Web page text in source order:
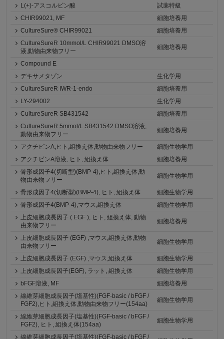
L(+)-アスコルビン酸
試薬特級
CHIR99021, MF
細胞培養用
CultureSure® CHIR99021
細胞培養用
CultureSureR 10mmol/L CHIR99021 DMSO溶
液,動物由来物フリー
細胞培養用
Compound E
デキサメタゾン
生化学用
CultureSureR IWR-1-endo
細胞培養用
LY-294002
生化学用
CultureSureR SB431542
細胞培養用
CultureSureR 5mmol/L SB431542 DMSO溶液,
動物由来物フリー
細胞培養用
アクチビンA,ヒト,組換え体,動物由来物フリー
細胞生物学用
アクチビンA溶液, ヒト, 組換え体
細胞培養用
骨形成因子4(切断型)(BMP-4),ヒト,組換え体,動
物由来物フリー
細胞生物学用
骨形成因子4(切断型)(BMP-4), ヒト, 組換え体
細胞生物学用
骨形成因子4(BMP-4),マウス,組換え体
細胞生物学用
上皮細胞成長因子 ( EGF ), ヒト, 組換え体, 動物
由来物フリー
細胞培養用
上皮細胞成長因子 (EGF) ,マウス,組換え体,動物
由来物フリー
細胞生物学用
上皮細胞成長因子 (EGF) ,マウス,組換え体
細胞生物学用
上皮細胞成長因子(EGF), ラット, 組換え体
細胞生物学用
bFGF溶液, MF
細胞培養用
線維芽細胞成長因子(塩基性)(FGF-basic / bFGF /
FGF2),ヒト,組換え体,動物由来物フリー(154aa)
細胞生物学用
線維芽細胞成長因子(塩基性)(FGF-basic / bFGF /
FGF2), ヒト, 組換え体(154aa)
細胞生物学用
線維芽細胞成長因子(塩基性)(FGF-basic / bFGF /